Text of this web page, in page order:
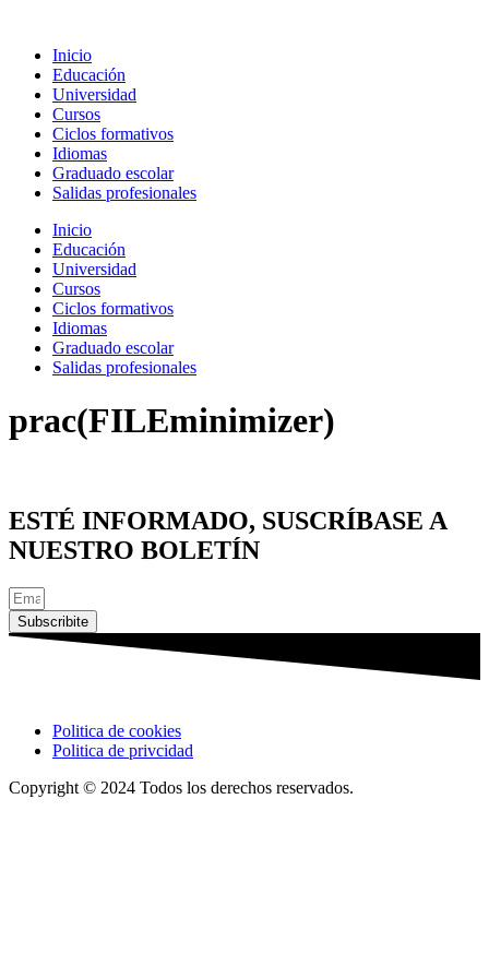
contenido
Inicio
Educación
Universidad
Cursos
Ciclos formativos
Idiomas
Graduado escolar
Salidas profesionales
Inicio
Educación
Universidad
Cursos
Ciclos formativos
Idiomas
Graduado escolar
Salidas profesionales
prac(FILEminimizer)
ESTÉ INFORMADO, SUSCRÍBASE A
NUESTRO BOLETÍN
Subscribite
Politica de cookies
Politica de privcidad
Copyright © 2024 Todos los derechos reservados.